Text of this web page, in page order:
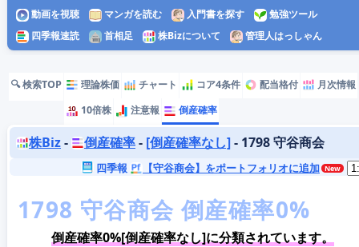
動画を視聴
マンガを読む 入門書を探す
勉強ツール
四季報速読
首相足 株Bizについて 管理人はっしゃん
🔍 検索TOP 理論株価 チャート コア4条件 配当格付
月次情報
10倍株
注意報 倒産確率
株Biz- 倒産確率- [倒産確率なし]- 1798 守谷商会
四季報 【守谷商会】をポートフォリオに追加
倒産確率0%[倒産確率なし]に分類されています。